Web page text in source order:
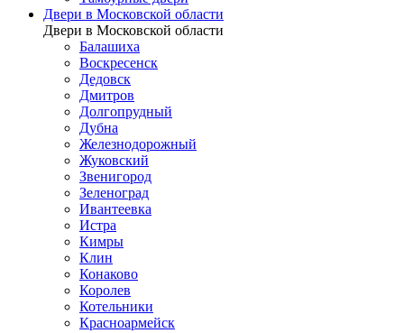
Двери в Московской области
Двери в Московской области
Балашиха
Воскресенск
Дедовск
Дмитров
Долгопрудный
Дубна
Железнодорожный
Жуковский
Звенигород
Зеленоград
Ивантеевка
Истра
Кимры
Клин
Конаково
Королев
Котельники
Красноармейск